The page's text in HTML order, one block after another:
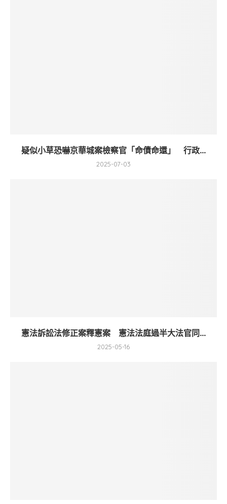
疑似小草恐嚇京華城案檢察官「命債命還」 行政...
2025-07-03
憲法訴訟法修正案釋憲案 憲法法庭過半大法官同...
2025-05-16